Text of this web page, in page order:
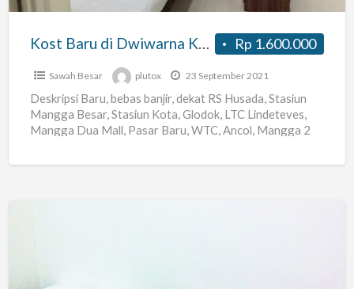
Dalam
Rp 1.600.000
Kost Baru di Dwiwarna Kamar Mandi Dalam
Sawah Besar plutox 23 September 2021
Deskripsi Baru, bebas banjir, dekat RS Husada, Stasiun
Mangga Besar, Stasiun Kota, Glodok, LTC Lindeteves,
Mangga Dua Mall, Pasar Baru, WTC, Ancol, Mangga 2